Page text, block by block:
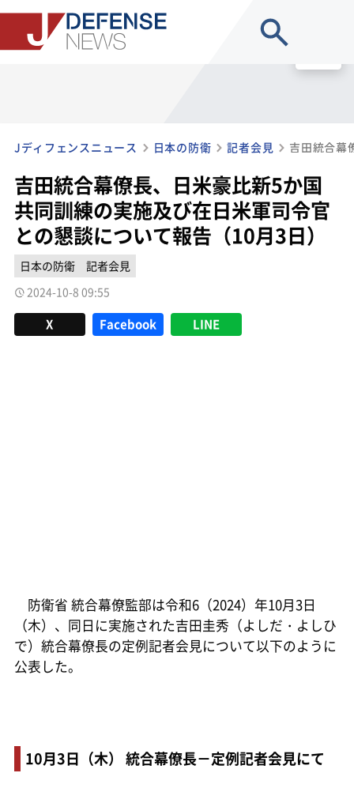
Jディフェンスニュース 日本の防衛 記者会見
吉田統合幕僚長、日米豪比新5か国
共同訓練の実施及び在日米軍司令官
との懇談について報告（10月3日）
日本の防衛
記者会見
2024-10-8 09:55
X Facebook LINE
防衛省 統合幕僚監部は令和6（2024）年10月3日
（木）、同日に実施された吉田圭秀（よしだ・よしひ
で）統合幕僚長の定例記者会見について以下のように
公表した。
10月3日（木） 統合幕僚長－定例記者会見にて